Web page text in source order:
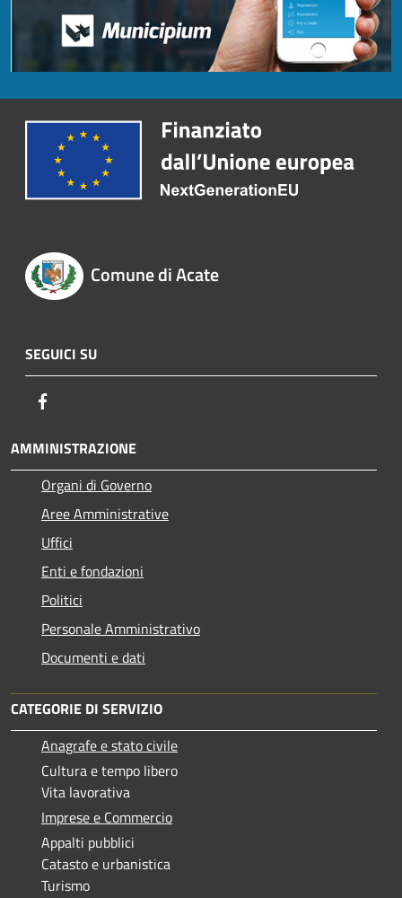
Comune di Acate
SEGUICI SU
AMMINISTRAZIONE
Organi di Governo
Aree Amministrative
Uffici
Enti e fondazioni
Politici
Personale Amministrativo
Documenti e dati
CATEGORIE DI SERVIZIO
Anagrafe e stato civile
Cultura e tempo libero
Vita lavorativa
Imprese e Commercio
Appalti pubblici
Catasto e urbanistica
Turismo